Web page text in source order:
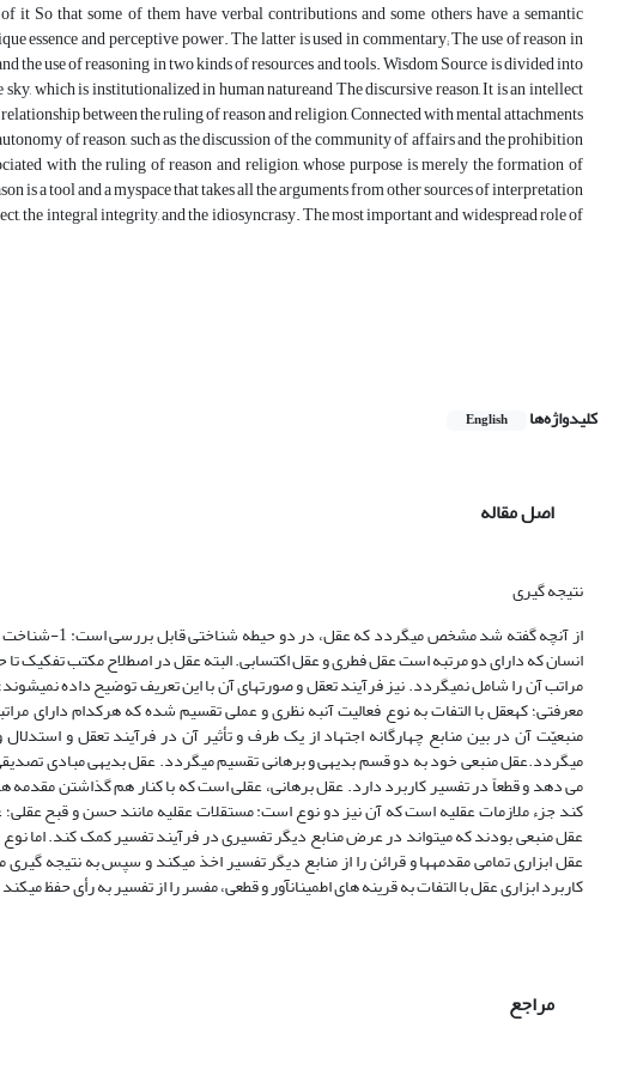
So that some of them have verbal contributions and some others have a semantic
essence and perceptive power. The latter is used in commentary; The use of reason in
the use of reasoning in two kinds of resources and tools. Wisdom Source is divided into
which is institutionalized in human natureand The discursive reason, It is an intellect
between the ruling of reason and religion, Connected with mental attachments
of reason, such as the discussion of the community of affairs and the prohibition
with the ruling of reason and religion, whose purpose is merely the formation of
is a tool and a myspace that takes all the arguments from other sources of interpretation
the integral integrity, and the idiosyncrasy. The most important and widespread role of
کلیدواژه‌ها English
اصل مقاله
نتیجه‏ گیری
از آنچه گفته
انسان که دارای دو مرتبه است عقل فطری و عقل اکتسابی. البته عقل در اصطلاح مکتب تفکیک
معرفتی؛ کهعقل با التفات به نوع فعالیت آنبه نظری و عملی تقسیم شده که هرکدام دارای
منبعیّت آن در بین منابع چهارگانه اجتهاد از یک طرف و تأثیر آن در فرآیند تعقل و
می‏گردد.عقل منبعی خود به دو قسم بدیهی و برهانی تقسیم می‏گردد. عقل بدیهی مبادی
می دهد و قطعاً در تفسیر کاربرد دارد. عقل برهانی، عقلی است که با کنار هم گذاشتن
کند جزء ملازمات عقلیه است که آن نیز دو نوع است: مستقلات عقلیه مانند حسن و قبح
عقل منبعی بودند که می‏تواند در عرض منابع دیگر تفسیری در فرآیند تفسیر کمک کند. اما
عقل ابزاری تمامی مقدمه‏ها و قرائن را از منابع دیگر تفسیر اخذ می‏کند و سپس به نتیجه‏
کاربرد ابزاری عقل با التفات به قرینه‏ های اطمینان‏آور و قطعی، مفسر را از تفسیر به رأی
مراجع